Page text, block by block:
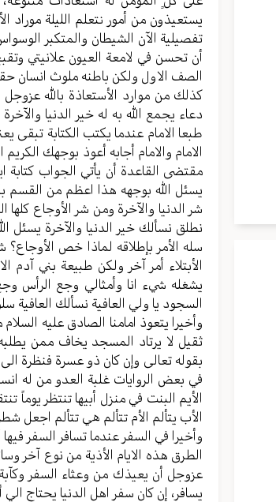
يستعيذون من أمور نتعلم الليلة موراد
تفصيلية الآن الشيطان والمتكبر
أن تحسن في لامعة العيون علانيتي
الصف الاول ولكن باطنه ملوث انسان
كذلك من موارد الأستعاذة بالله
دعاء يجمع الله به له خير الدنيا
طبعا الامام عندما يكتب الكتابة
الامام والامام أجابه أعوذ بوجهك
مقتضى القاعدة أن يأتي الجواب
يسئل الله بوجهه هذا اعظم من القسم
شر الدنيا والآخرة ومن شر الأوجاع
نطلق نسألك خير الدنيا والآخرة يسئل
سله الأمر بإطلاقه لماذا خص الأوجاع؟
الأبتلاء أمر آخر ولكن طبيعة بني
يشغله شيء انا وأمثالي وجع الرأس
السجود يا ولي العافية نسألك العافية
وأخيرا يتعوذ امامنا الصادق عليه
ثقيل لا يرتاد المسجد يخاف ممن
بقوله تعالى وإن كان ذو عسرة فنظرة
في بعض الروايات غلبة العدو من له
الأيم البنت في منزل أبيها تنتظر
الأب يتألم الأم تتألم هي تتألم اجعل
وأخيرا في السفر عندما تسافر السفر
الطرق هذه الايام الأذية من نوع آخر
عزوجل أن يعيذك من وعثاء السفر وكآبة
يسافر، إن كان سفر اهل الدنيا يحتاج